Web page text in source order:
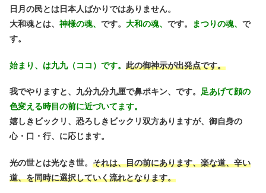
日月の民とは日本人ばかりではありません。
大和魂とは、 神様の魂、 です。 大和の魂、 です。 まつりの魂、 で
す。
始まり、は九九（ココ）です。 此の御神示が出発点です。
我でやりますと、九分九分九厘で鼻ポキン、です。 足あげて顔の
色変える時目の前に近づいてます。
嬉しきビックリ、恐ろしきビックリ双方ありますが、御自身の
心・口・行、に応じます。
光の世とは光なき世。 それは、目の前にあります、楽な道、辛い
道、を同時に選択していく流れとなります。